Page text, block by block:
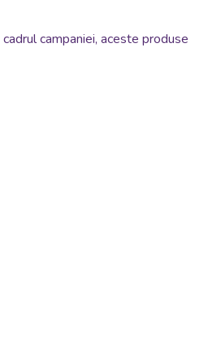
campaniei, aceste produse